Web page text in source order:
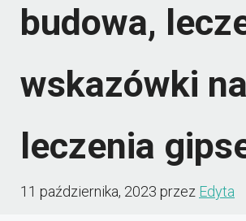
budowa,
wskazówki
leczenia
11 października, 2023 przez Edyta